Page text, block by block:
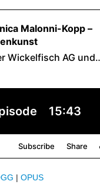
| OPUS